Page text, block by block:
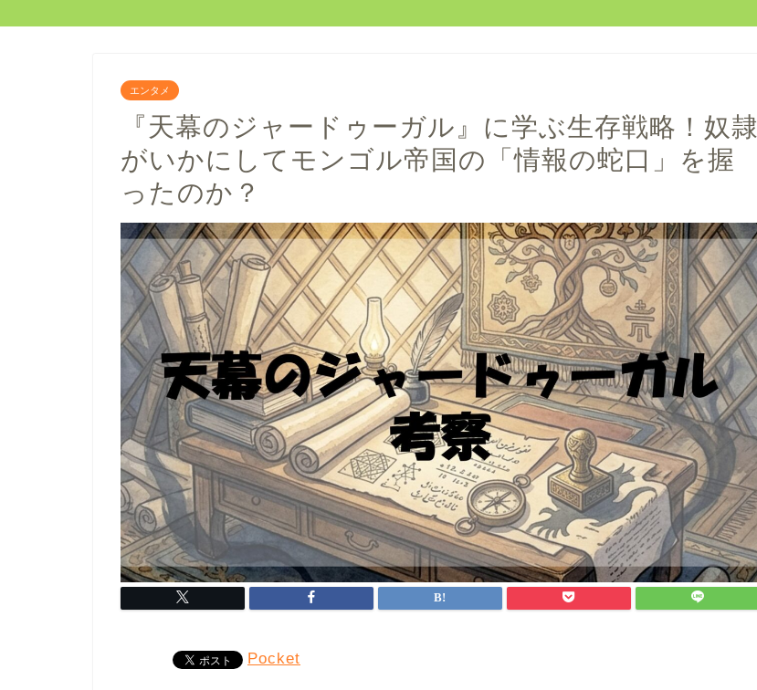
エンタメ
『天幕のジャードゥーガル』に学ぶ生存戦略！奴隷
がいかにしてモンゴル帝国の「情報の蛇口」を握
ったのか？
Pocket